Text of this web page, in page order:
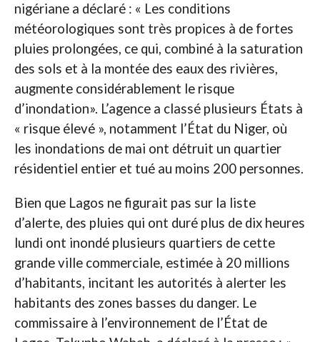
nigériane a déclaré : « Les conditions
météorologiques sont très propices à de fortes
pluies prolongées, ce qui, combiné à la saturation
des sols et à la montée des eaux des rivières,
augmente considérablement le risque
d’inondation». L’agence a classé plusieurs États à
« risque élevé », notamment l’État du Niger, où
les inondations de mai ont détruit un quartier
résidentiel entier et tué au moins 200 personnes.
Bien que Lagos ne figurait pas sur la liste
d’alerte, des pluies qui ont duré plus de dix heures
lundi ont inondé plusieurs quartiers de cette
grande ville commerciale, estimée à 20 millions
d’habitants, incitant les autorités à alerter les
habitants des zones basses du danger. Le
commissaire à l’environnement de l’État de